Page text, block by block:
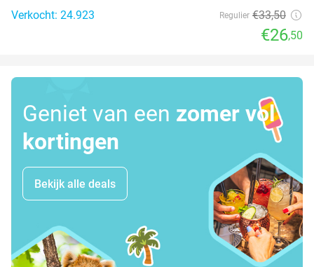
Verkocht: 24.923
Regulier €33,50
€26,50
Geniet van een zomer vol
kortingen
Bekijk alle deals